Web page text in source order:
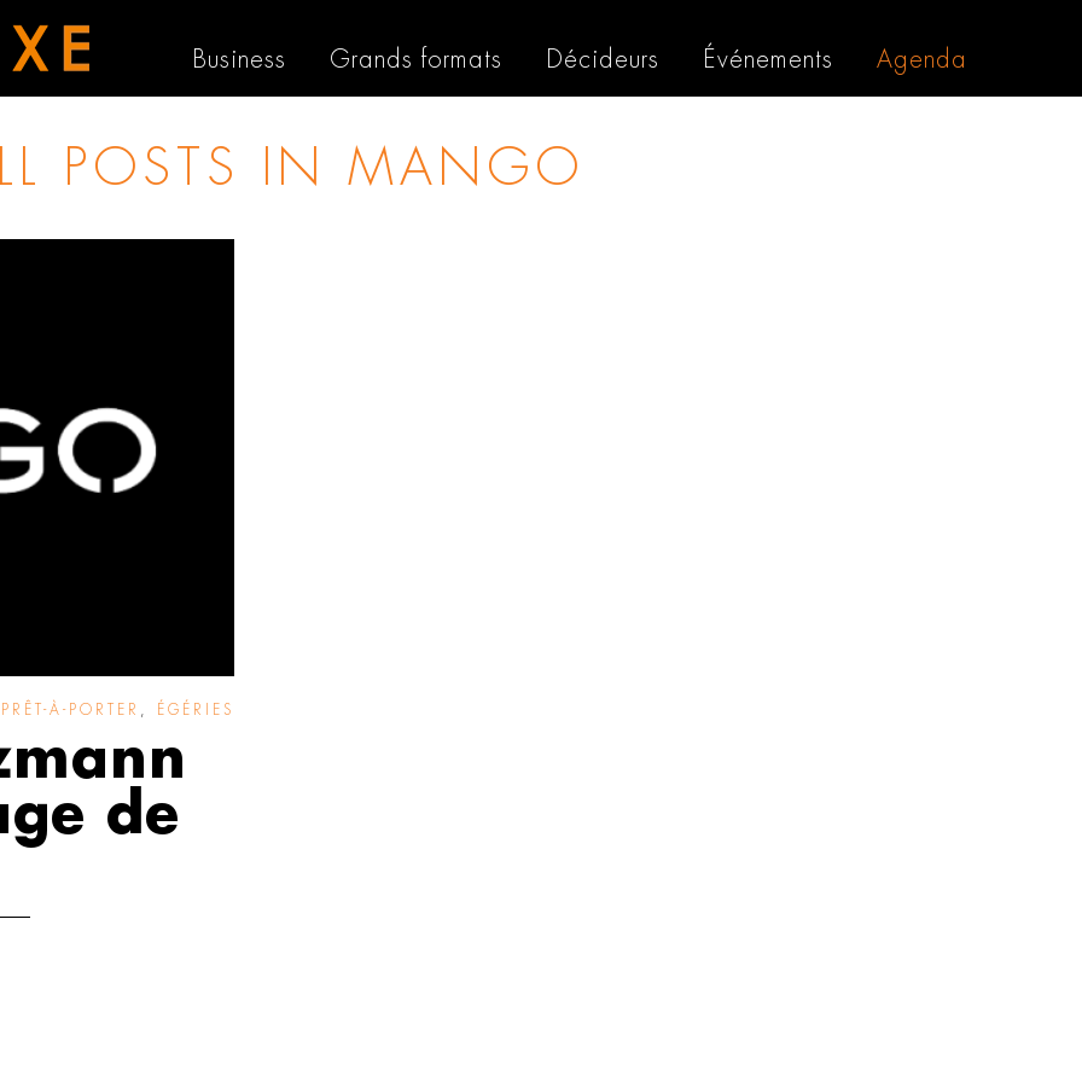
Business Grands formats Décideurs Événements Agenda
POSTS IN MANGO
À-PORTER ÉGÉRIES
de